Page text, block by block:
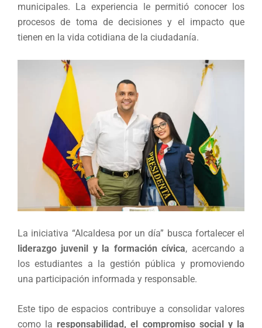
municipales. La experiencia le permitió conocer los
procesos de toma de decisiones y el impacto que
tienen en la vida cotidiana de la ciudadanía.
La iniciativa “Alcaldesa por un día” busca fortalecer el
liderazgo juvenil y la formación cívica, acercando a
los estudiantes a la gestión pública y promoviendo
una participación informada y responsable.
Este tipo de espacios contribuye a consolidar valores
como la responsabilidad, el compromiso social y la